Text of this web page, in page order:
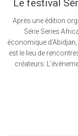
Le festival
Après une édition
Série Series
économique
est le lieu de
créateurs.